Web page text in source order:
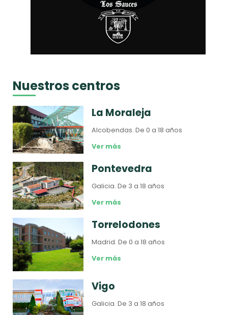
Nuestros centros
La Moraleja
Alcobendas.De 0 a 18 años
Ver más
Pontevedra
Galicia.De 3 a 18 años
Ver más
Torrelodones
Madrid.De 0 a 18 años
Ver más
Vigo
Galicia.De 3 a 18 años